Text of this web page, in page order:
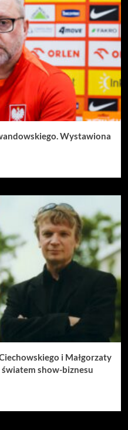
Wystawiona
i Małgorzaty
światem show-biznesu